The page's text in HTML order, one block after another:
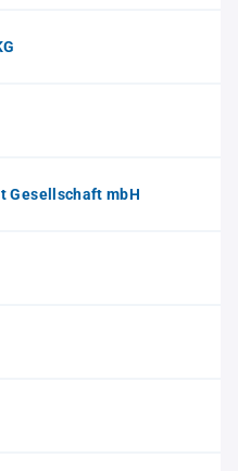
Gesellschaft mbH